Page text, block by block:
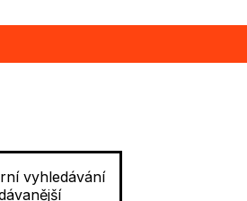
vyhledávání